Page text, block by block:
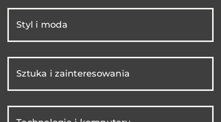
Styl i moda
Sztuka i zainteresowania